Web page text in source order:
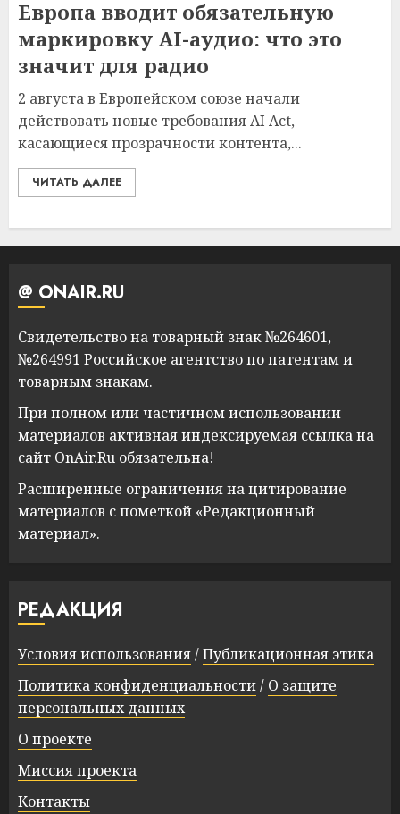
Европа вводит обязательную
маркировку AI-аудио: что это
значит для радио
2 августа в Европейском союзе начали
действовать новые требования AI Act,
касающиеся прозрачности контента,...
ЧИТАТЬ ДАЛЕЕ
@ ONAIR.RU
Свидетельство на товарный знак №264601,
№264991 Российское агентство по патентам и
товарным знакам.
При полном или частичном использовании
материалов активная индексируемая ссылка на
сайт OnAir.Ru обязательна!
Расширенные ограниченияна цитирование
материалов с пометкой «Редакционный
материал».
РЕДАКЦИЯ
Условия использования/Публикационная этика
Политика конфиденциальности/ О защите
персональных данных
О проекте
Миссия проекта
Контакты